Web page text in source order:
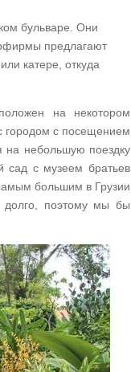
бульваре. Они
предлагают
катере, откуда
на некотором
городом с посещением
на небольшую поездку
сад с музеем братьев
большим в Грузии
поэтому мы бы